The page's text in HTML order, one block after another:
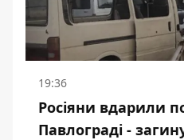
19:36
Росіяни вдарили
Павлограді -